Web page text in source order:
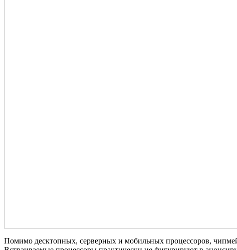
Помимо десктопных, серверных и мобильных процессоров,